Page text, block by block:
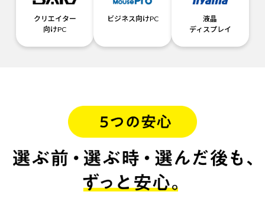
クリエイター
向けPC
ビジネス向けPC
液晶
ディスプレイ